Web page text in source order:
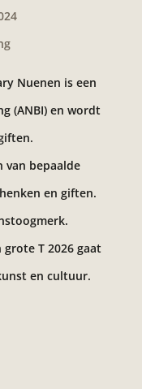
Nuenen is een
(ANBI) en wordt
van bepaalde
en giften.
T 2026 gaat
en cultuur.